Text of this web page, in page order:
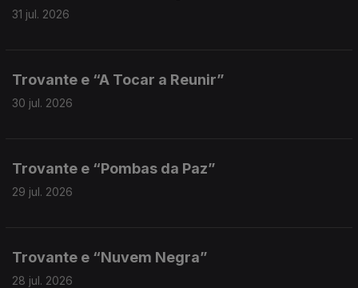
31 jul. 2026
Trovante e “A Tocar a Reunir”
30 jul. 2026
Trovante e “Pombas da Paz”
29 jul. 2026
Trovante e “Nuvem Negra”
28 jul. 2026